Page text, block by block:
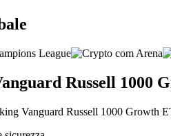
Russell 1000
Vanguard Russell 1000 Growth